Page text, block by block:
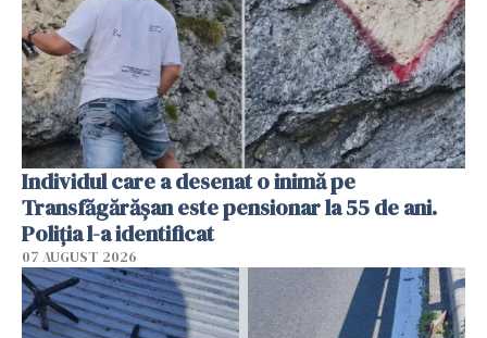
Individul care a desenat o inimă pe
Transfăgărășan este pensionar la 55 de ani.
Poliția l-a identificat
07 AUGUST 2026